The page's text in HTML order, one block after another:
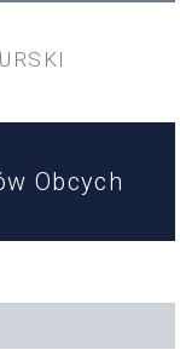
Obcych